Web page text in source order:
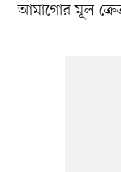
আমাগোর মূল